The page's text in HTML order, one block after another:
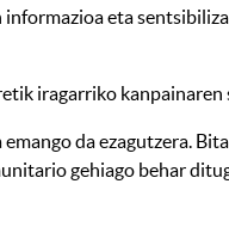
eta
iragarriko
da ezagutzera.
gehiago behar